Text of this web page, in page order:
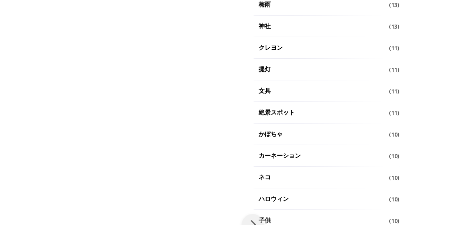
梅雨 (13)
神社 (13)
クレヨン (11)
提灯 (11)
文具 (11)
絶景スポット (11)
かぼちゃ (10)
カーネーション (10)
ネコ (10)
ハロウィン (10)
子供 (10)